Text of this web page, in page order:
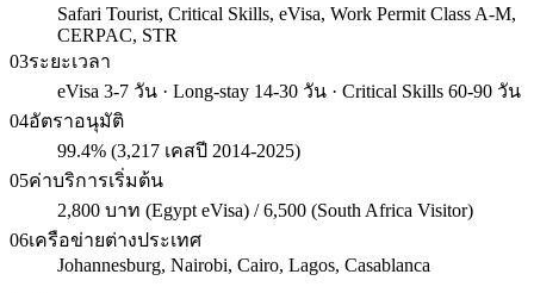
Safari Tourist, Critical Skills, eVisa, Work Permit Class A-M,
CERPAC, STR
03ระยะเวลา
eVisa 3-7 วัน · Long-stay 14-30 วัน · Critical Skills 60-90 วัน
04อัตราอนุมัติ
99.4% (3,217 เคสปี 2014-2025)
05ค่าบริการเริ่มต้น
2,800 บาท (Egypt eVisa) / 6,500 (South Africa Visitor)
06เครือข่ายต่างประเทศ
Johannesburg, Nairobi, Cairo, Lagos, Casablanca